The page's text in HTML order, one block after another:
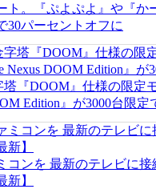
ト。『ぷよぷよ』や『か
30パーセントオフに
塔『DOOM』仕様の限定
Edition』が3000台限定
コンを 最新のテレビに接
新】